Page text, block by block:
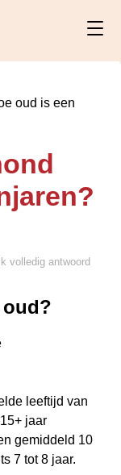
oud is een
volledig antwoord
oud?
leeftijd van
jaar
gemiddeld 10
7 tot 8 jaar.